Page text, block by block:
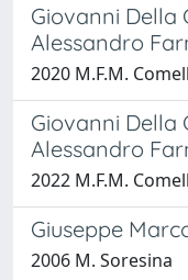
Giovanni Della
Alessandro
2020 M.F.M.
Giovanni Della
Alessandro
2022 M.F.M.
Giuseppe
2006 M. Soresina